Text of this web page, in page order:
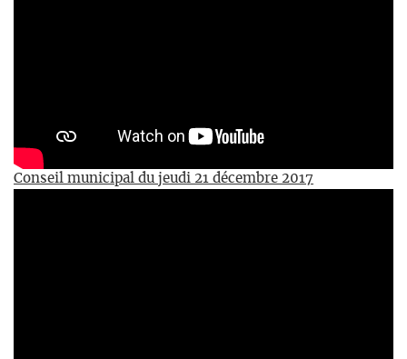
Conseil municipal du jeudi 21 décembre 2017